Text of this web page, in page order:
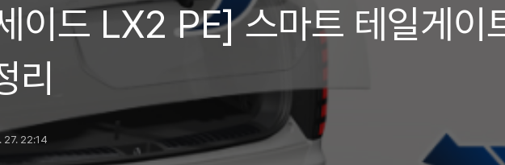
이드 LX2 PE] 스마트 테일게이
리
27. 22:14